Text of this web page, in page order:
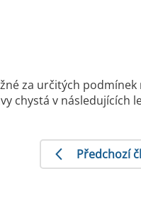
za určitých
chystá v následujících
Předchozí